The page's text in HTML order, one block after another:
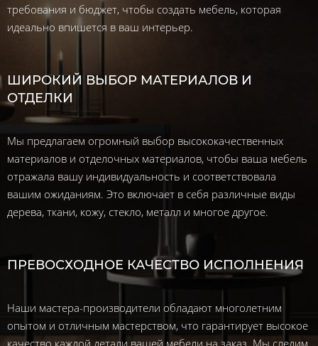
требования и бюджет, чтобы создать мебель, которая
идеально впишется в ваш интерьер.
ШИРОКИЙ ВЫБОР МАТЕРИАЛОВ И
ОТДЕЛКИ
Мы предлагаем огромный выбор высококачественных
материалов и отделочных материалов, чтобы ваша мебель
отражала вашу индивидуальность и соответствовала
вашим ожиданиям. Это включает в себя различные виды
дерева, ткани, кожу, стекло, металл и многое другое.
ПРЕВОСХОДНОЕ КАЧЕСТВО ИСПОЛНЕНИЯ
Наши мастера-производители обладают многолетним
опытом и отличным мастерством, что гарантирует высокое